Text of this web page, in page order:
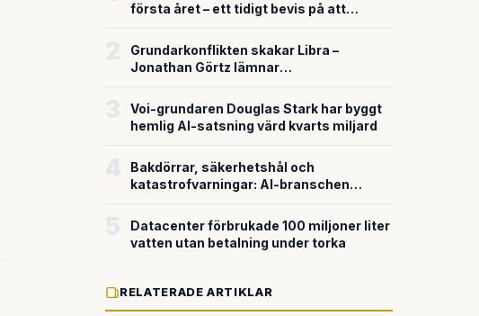
första året – ett tidigt bevis på att
försvarsteknik
Grundarkonflikten skakar Libra –
Jonathan Görtz lämnar
miljardvärderingen
Voi-grundaren Douglas Stark har byggt
hemlig AI-satsning värd kvarts miljard
Bakdörrar, säkerhetshål och
katastrofvarningar: AI-branschen
Datacenter förbrukade 100 miljoner liter
vatten utan betalning under torka
RELATERADE ARTIKLAR